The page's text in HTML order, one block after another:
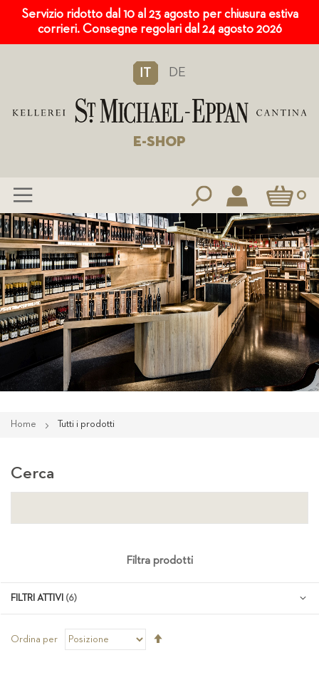
Servizio ridotto dal 10 al 23 agosto per chiusura estiva
corrieri. Consegne regolari dal 24 agosto 2026
IT DE
E-SHOP
Carrello0
Salta
al
contenuto
Home Tutti i prodotti
Ordina per
Cerca
Filtra prodotti
FILTRI ATTIVI